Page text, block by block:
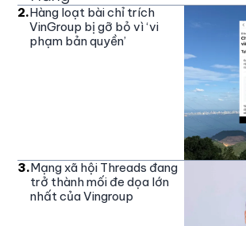
2.Hàng loạt bài chỉ trích
VinGroup bị gỡ bỏ vì ‘vi
phạm bản quyền’
3.Mạng xã hội Threads đang
trở thành mối đe dọa lớn
nhất của Vingroup